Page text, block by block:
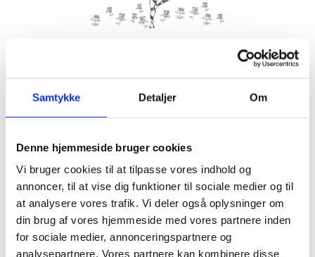
Samtykke Detaljer Om
Denne hjemmeside bruger cookies
Vi bruger cookies til at tilpasse vores indhold og
annoncer, til at vise dig funktioner til sociale medier og til
at analysere vores trafik. Vi deler også oplysninger om
din brug af vores hjemmeside med vores partnere inden
for sociale medier, annonceringspartnere og
analysepartnere. Vores partnere kan kombinere disse
Kom med morgenhår og tag din nabo eller bedste ven under
Husk din yogamåtte.
Hvis det er dårligt vejr, er vi indendørs på Villa Strand eller
Hornbækhus.
Info
Tilmelding